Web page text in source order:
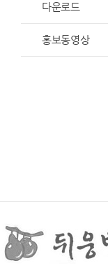
다운로드
홍보동영상